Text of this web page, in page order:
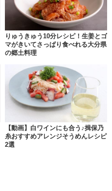
りゅうきゅう10分レシピ！生姜とゴ
マがきいてさっぱり食べれる大分県
の郷土料理
【動画】白ワインにも合う♪揖保乃
糸おすすめアレンジそうめんレシピ
2選